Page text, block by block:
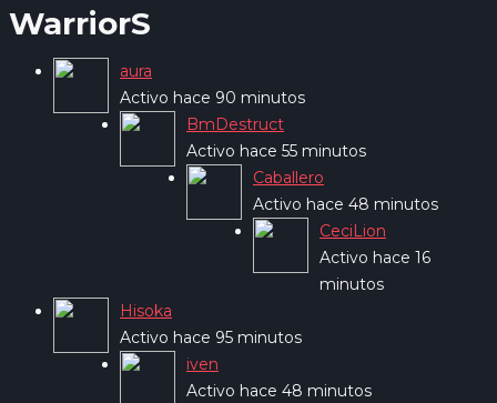
WarriorS
aura
Activo hace 90 minutos
BmDestruct
Activo hace 55 minutos
Caballero
Activo hace 48 minutos
CeciLion
Activo hace 16
minutos
Hisoka
Activo hace 95 minutos
iven
Activo hace 48 minutos